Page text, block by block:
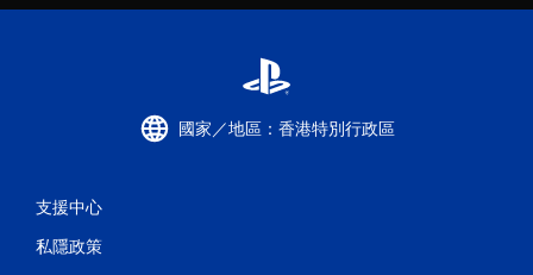
國家／地區：香港特別行政區
支援中心
私隱政策